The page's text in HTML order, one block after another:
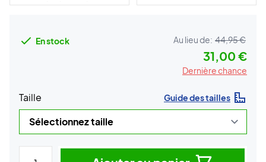
En stock Au lieu de: 44,95 €
31,00 €
Dernière chance
Taille Guide des tailles